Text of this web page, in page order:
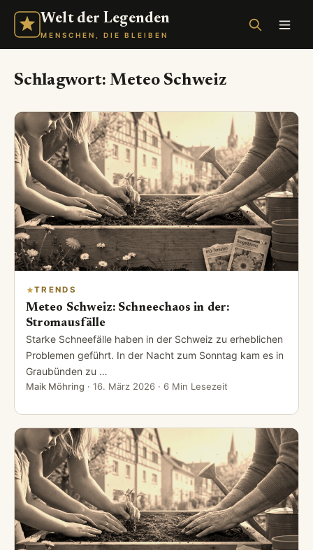
Welt der Legenden
MENSCHEN, DIE BLEIBEN
Schlagwort:Meteo Schweiz
TRENDS
Meteo Schweiz: Schneechaos in der:
Stromausfälle
Starke Schneefälle haben in der Schweiz zu erheblichen
Problemen geführt. In der Nacht zum Sonntag kam es in
Graubünden zu …
Maik Möhring · 16. März 2026 · 6 Min Lesezeit